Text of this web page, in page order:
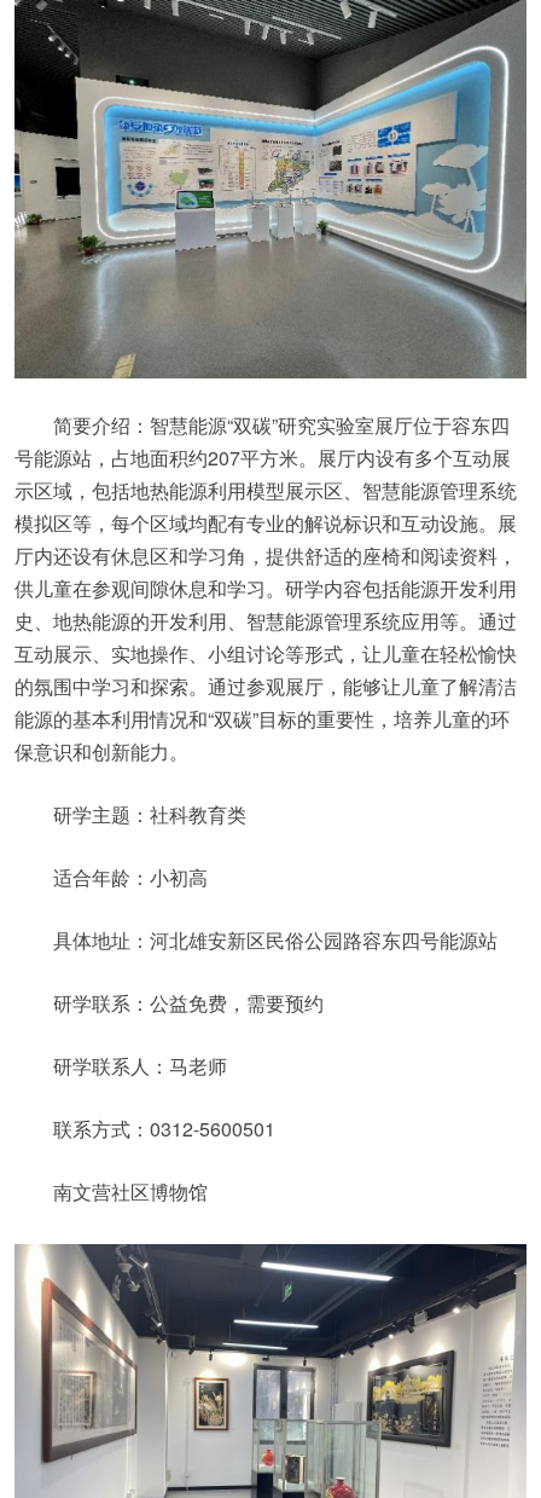
简要介绍：智慧能源“双碳”研究实验室展厅位于容东四
号能源站，占地面积约207平方米。展厅内设有多个互动展
示区域，包括地热能源利用模型展示区、智慧能源管理系统
模拟区等，每个区域均配有专业的解说标识和互动设施。展
厅内还设有休息区和学习角，提供舒适的座椅和阅读资料，
供儿童在参观间隙休息和学习。研学内容包括能源开发利用
史、地热能源的开发利用、智慧能源管理系统应用等。通过
互动展示、实地操作、小组讨论等形式，让儿童在轻松愉快
的氛围中学习和探索。通过参观展厅，能够让儿童了解清洁
能源的基本利用情况和“双碳”目标的重要性，培养儿童的环
保意识和创新能力。
研学主题：社科教育类
适合年龄：小初高
具体地址：河北雄安新区民俗公园路容东四号能源站
研学联系：公益免费，需要预约
研学联系人：马老师
联系方式：0312-5600501
南文营社区博物馆